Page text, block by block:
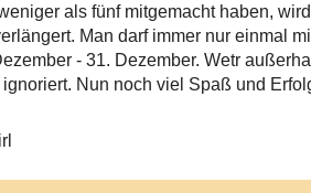
als fünf mitgemacht haben,
Man darf immer nur einmal
- 31. Dezember. Wetr
Nun noch viel Spaß und